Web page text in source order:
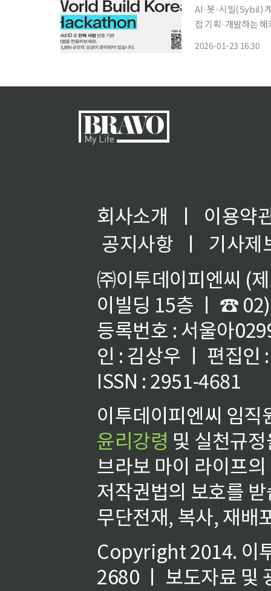
AI·봇·시빌(Sybil)
접 기획·개발하는 해커톤이 서울에서
2026-01-23 16:30
회사소개 ㅣ
이용약
공지사항
ㅣ
기사제
㈜이투데이피엔씨 (
이빌딩 15층 ㅣ ☎
등록번호 : 서울아
인 : 김상우 ㅣ 편집인
ISSN : 2951-4681
이투데이피엔씨 임
윤리강령 및 실천규
브라보 마이 라이프
저작권법의 보호를
무단전재, 복사, 재배
Copyright 2014. 이
2680 ㅣ 보도자료